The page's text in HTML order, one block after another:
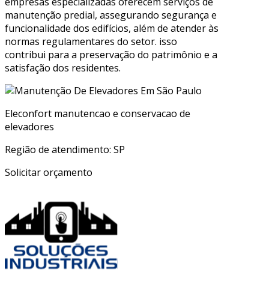
manutenção predial, assegurando segurança e
funcionalidade dos edifícios, além de atender às
normas regulamentares do setor. isso
contribui para a preservação do patrimônio e a
satisfação dos residentes.
Eleconfort manutencao e conservacao de
elevadores
Região de atendimento: SP
Solicitar orçamento